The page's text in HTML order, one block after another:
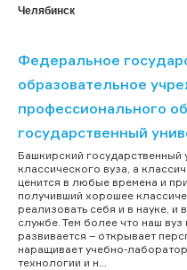
Челябинск
Федеральное
образовательное
профессионального
государственный
Башкирский государственный
классического вуза, а
ценится в любые времена и
получивший хорошее
реализовать себя и в науке, и
службе. Тем более что наш вуз
развивается – открывает
наращивает учебно-
технологии и н...